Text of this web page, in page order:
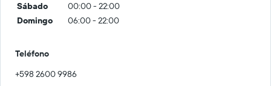
Sábado
00:00 - 22:00
Domingo
06:00 - 22:00
Teléfono
+598 2600 9986